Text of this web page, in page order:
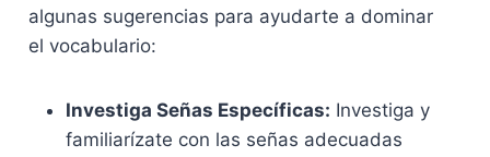
algunas sugerencias para ayudarte a dominar
el vocabulario:
Investiga Señas Específicas: Investiga y
familiarízate con las señas adecuadas